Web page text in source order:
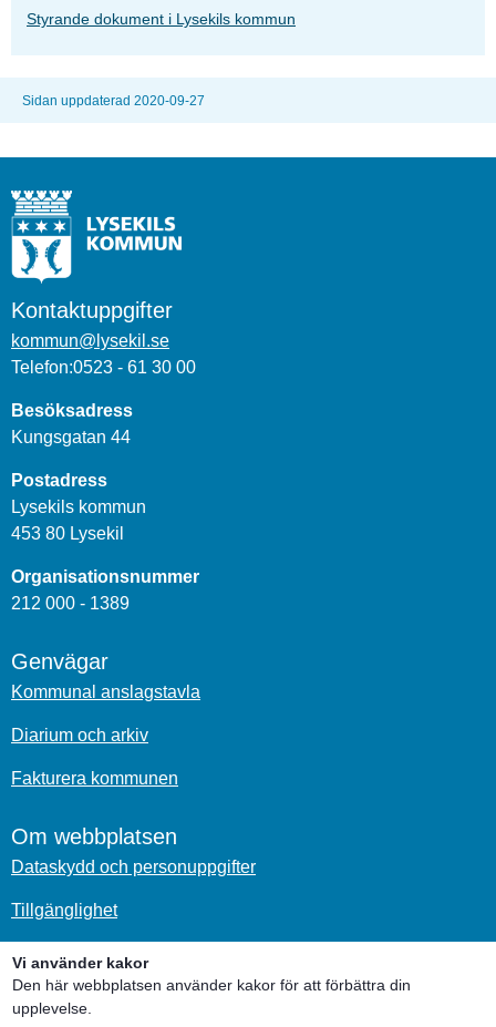
Vi använder kakor
Den här webbplatsen använder kakor för att förbättra din
upplevelse.
Styrande dokument i Lysekils kommun
Sidan uppdaterad 2020-09-27
Kontaktuppgifter
kommun@lysekil.se
Telefon:0523 - 61 30 00
Besöksadress
Kungsgatan 44
Postadress
Lysekils kommun
453 80 Lysekil
Organisationsnummer
212 000 - 1389
Genvägar
Kommunal anslagstavla
Diarium och arkiv
Fakturera kommunen
Om webbplatsen
Dataskydd och personuppgifter
Tillgänglighet
Om kakor
Sociala medier